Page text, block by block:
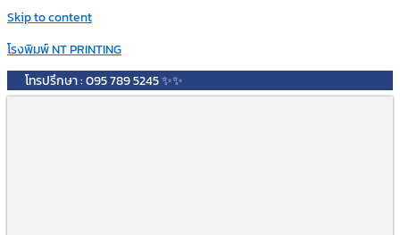
Skip to content
โรงพิมพ์ NT PRINTING
โทรปรึกษา : 095 789 5245 ✨✨